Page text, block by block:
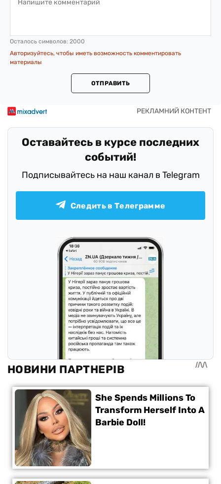
Осталось символов: 2000
Авторизуйтесь, чтобы иметь возможность комментировать
материалы
ОТПРАВИТЬ
Оставайтесь в курсе последних
событий!
Подписывайтесь на наш канал в Telegram
Следить в Телеграмме